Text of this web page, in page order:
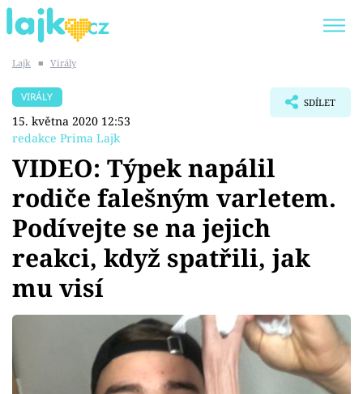
SHOPAHOLICADEL
Témata
Showbyznys
Youtubeři
Sex a vztahy
Lajk ■ Virály
VIRÁLY
15. května 2020 12:53
redakce Prima Lajk
SDÍLET
VIDEO: Týpek napálil
rodiče falešným varletem.
Podívejte se na jejich
reakci, když spatřili, jak
mu visí